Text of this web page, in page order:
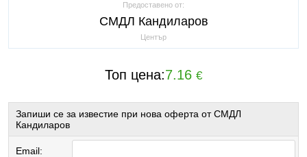
Предоставено от:
СМДЛ Кандиларов
Център
Топ цена:7.16 €
Запиши се за известие при нова оферта от СМДЛ
Кандиларов
Email: